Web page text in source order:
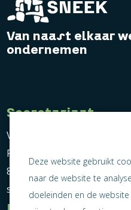
Van naast elkaar
ondernemen
Secretariaat
Vereniging Ondernemend
Postbus 464
8600 AL Sneek
Deze website gebruikt
naar de website te
doeleinden en de